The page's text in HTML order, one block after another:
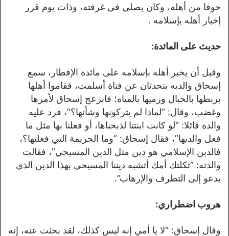
خوفا من أهله، وكان يصلي في غرفته، وذات يوم قرر
إخبار أهله بإسلامه .
حديث على المائدة:
وقبل أن يخبر أهله بإسلامه على مائدة الإفطار، سمع
إسحاق والديه يتحدثان عن فتاة أسلمت، فقاموا أهلها
بربطها بالحبال ورميها بالمياه؛ فانزعج إسحاق لأمرها
وغضب، وقال: “لماذا لم يتركونها وشأنها؟”، فرد عليه
والده قائلا: “لو كانت ابنتنا لذبحناها، أو فعلنا بها مثل ما
فعل والديها”، فقال إسحاق: “وما الجريمة التي فعلتها؟،
فالدين الإسلامي هو دين مثل الدين المسيحي”، فقالت
والدته: “ثكلتك أمك أتشبه ديننا المسيحي بهذا الدين الذي
يدعو إلى التطرف والإرهاب”.
هروب اضطراري:
وقال إسحاق: “لا يا أمي إنه ليس كذلك، لقد بحثت عنه، إنه